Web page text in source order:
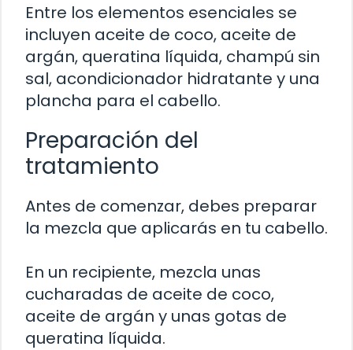
Entre los elementos esenciales se
incluyen aceite de coco, aceite de
argán, queratina líquida, champú sin
sal, acondicionador hidratante y una
plancha para el cabello.
Preparación del
tratamiento
Antes de comenzar, debes preparar
la mezcla que aplicarás en tu cabello.
En un recipiente, mezcla unas
cucharadas de aceite de coco,
aceite de argán y unas gotas de
queratina líquida.